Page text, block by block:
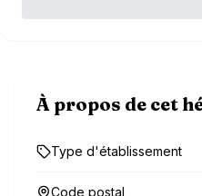
À propos de cet
Type d'établissement
Code postal